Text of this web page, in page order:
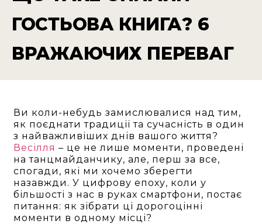
ГОСТЬОВА КНИГА? 6
ВРАЖАЮЧИХ ПЕРЕВАГ
Ви коли-небудь замислювалися над тим,
як поєднати традиції та сучасність в один
з найважливіших днів вашого життя?
Весілля – це не лише моменти, проведені
на танцмайданчику, але, перш за все,
спогади, які ми хочемо зберегти
назавжди. У цифрову епоху, коли у
більшості з нас в руках смартфони, постає
питання: як зібрати ці дорогоцінні
моменти в одному місці?